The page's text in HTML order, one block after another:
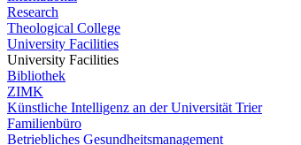
Research
Theological College
University Facilities
University Facilities
Bibliothek
ZIMK
Künstliche Intelligenz an der Universität Trier
Familienbüro
Betriebliches Gesundheitsmanagement